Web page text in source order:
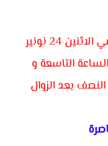
و ذلك يومي الاثنين 24 نونير
25 نونبر 2025 من الساعة التاسعة و
بعد الزوال